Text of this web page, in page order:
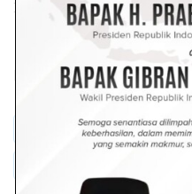
Direktur Jenderal
400
Menkumham RI